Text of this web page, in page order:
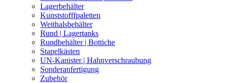
Lagerbehälter
Kunststofffpaletten
Weithalsbehälter
Rund | Lagertanks
Rundbehälter | Bottiche
Stapelkästen
UN-Kanister | Hahnverschraubung
Sonderanfertigung
Zubehör